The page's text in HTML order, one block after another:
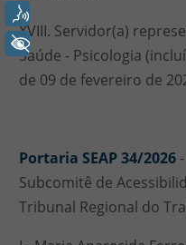
XVIII. Servidor(a)
Saúde - Psicologia
de 09 de fevereiro de
Portaria SEAP 34/2026
Subcomitê de
Tribunal Regional do
+ Acessibilidade